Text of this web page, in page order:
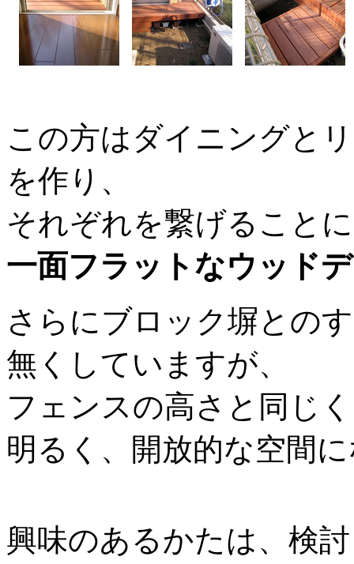
この方はダイニングと
を作り、
それぞれを繋げること
一面フラットなウッド
さらにブロック塀との
無くしていますが、
フェンスの高さと同じ
明るく、開放的な空間
興味のあるかたは、検